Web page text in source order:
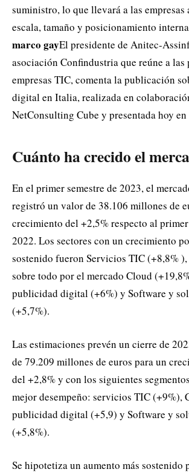
suministro, lo que llevará a las empresas
escala, tamaño y posicionamiento
marco gayEl presidente de Anitec-
asociación Confindustria que reúne a
empresas TIC, comenta la publicación
digital en Italia, realizada en
NetConsulting Cube y presentada hoy en
Cuánto ha crecido el
En el primer semestre de 2023, el
registró un valor de 38.106 millones de
crecimiento del +2,5% respecto al primer
2022. Los sectores con un crecimiento
sostenido fueron Servicios TIC (+8,8%
sobre todo por el mercado Cloud
publicidad digital (+6%) y Software y
(+5,7%).
Las estimaciones prevén un cierre de
de 79.209 millones de euros para un
del +2,8% y con los siguientes
mejor desempeño: servicios TIC (+9%),
publicidad digital (+5,9) y Software y
(+5,8%).
Se hipotetiza un aumento más sostenido